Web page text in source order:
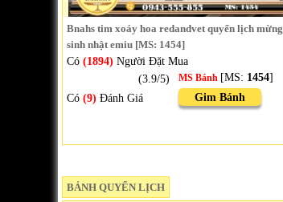
Bnahs tim xoáy hoa redandvet quyển lịch mừng
sinh nhật emiu [MS: 1454]
Có (1894) Người Đặt Mua
(3.9/5)
Có (9) Đánh Giá
MS Bánh [MS: 1454]
Gim Bánh
BÁNH QUYỂN LỊCH